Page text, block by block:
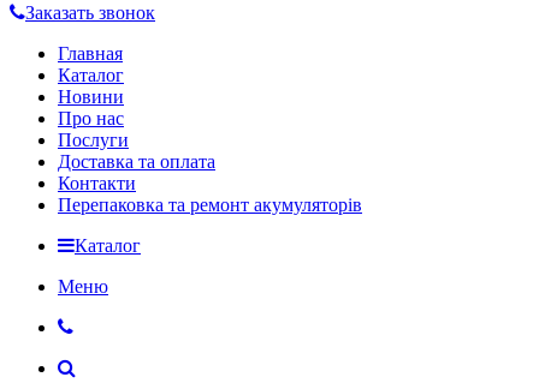
Заказать звонок
Главная
Каталог
Новини
Про нас
Послуги
Доставка та оплата
Контакти
Перепаковка та ремонт акумуляторів
Каталог
Меню